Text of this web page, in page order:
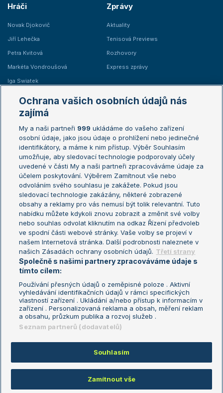
Hráči
Novak Djokovič
Jiří Lehečka
Petra Kvitová
Markéta Vondroušová
Iga Swiatek
Zprávy
Aktuality
Tenisová Previews
Rozhovory
Express zprávy
Žebříčky
Žebříček ATP (muži)
Žebříček WTA (ženy)
Sázkařský žebříček
Australian Open
French Open
Wimbledon
US Open
Turnaj mistrů
Turnaj mistryň
Aktualní trendy
Fotbalové přestupy
Livesport Daily
LS Prague Open
Podmínky užití
Nastavení soukromí
GDPR a žurnalistika
Reklama
Kontakt
Informace o zpracování osobních
údajů
Copyright © 2008-2026 TenisPortal.cz. Využíváme zpravodajství ČTK.
Ochrana vašich osobních údajů nás
zajímá
My a naši partneři 999 ukládáme do vašeho zařízení
osobní údaje, jako jsou údaje o prohlížení nebo jedinečné
identifikátory, a máme k nim přístup. Výběr Souhlasím
umožňuje, aby sledovací technologie podporovaly účely
uvedené v části My a naši partneři zpracováváme údaje za
účelem poskytování. Výběrem Zamítnout vše nebo
odvoláním svého souhlasu je zakážete. Pokud jsou
sledovací technologie zakázány, některé zobrazené
obsahy a reklamy pro vás nemusí být tolik relevantní. Tuto
nabídku můžete kdykoli znovu zobrazit a změnit své volby
nebo souhlas odvolat kliknutím na odkaz Řízení předvoleb
ve spodní části webové stránky. Vaše volby se projeví v
našem Internetová stránka. Další podrobnosti naleznete v
našich Zásadách ochrany osobních údajů. Třetí strany
Společně s našimi partnery zpracováváme údaje s
tímto cílem:
Používání přesných údajů o zeměpisné poloze . Aktivní
vyhledávání identifikačních údajů v rámci specifických
vlastností zařízení . Ukládání a/nebo přístup k informacím v
zařízení . Personalizovaná reklama a obsah, měření reklam
a obsahu, průzkum publika a rozvoj služeb .
Seznam partnerů (dodavatelů)
Souhlasím
Zamítnout vše